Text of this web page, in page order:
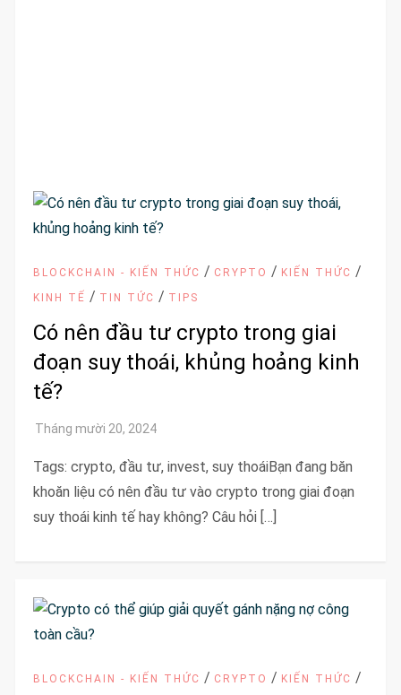
BLOCKCHAIN - KIẾN THỨC / CRYPTO / KIẾN THỨC /
KINH TẾ / TIN TỨC / TIPS
Có nên đầu tư crypto trong giai
đoạn suy thoái, khủng hoảng kinh
tế?
Tags: crypto, đầu tư, invest, suy thoáiBạn đang băn
khoăn liệu có nên đầu tư vào crypto trong giai đoạn
suy thoái kinh tế hay không? Câu hỏi […]
BLOCKCHAIN - KIẾN THỨC / CRYPTO / KIẾN THỨC /